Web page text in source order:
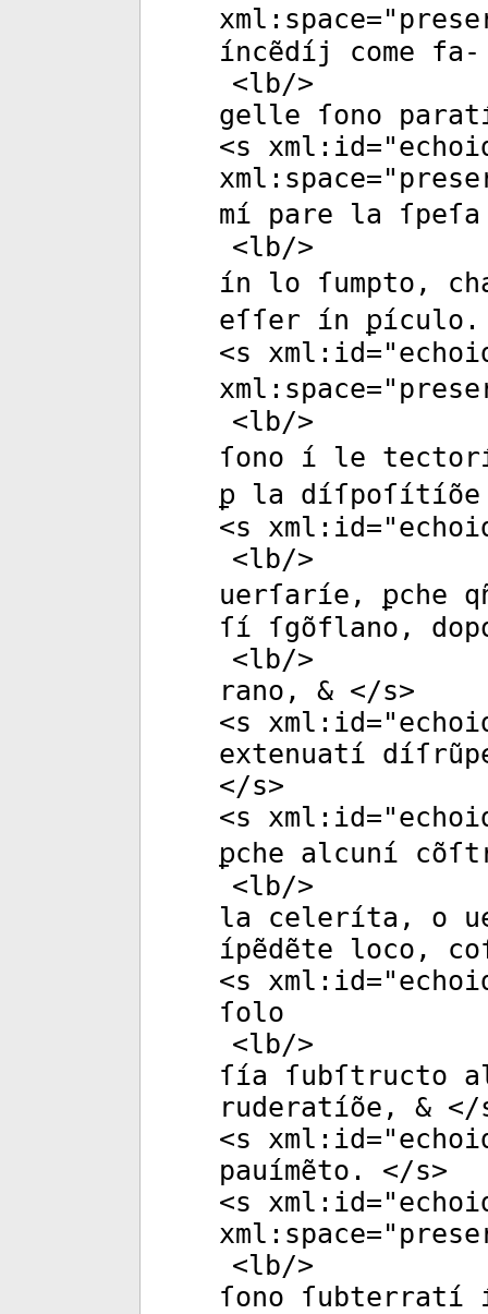
xml:space="
íncẽdíj come fa-
<lb/>
gelle ſono
<s xml:id="
xml:space="
mí pare la
<lb/>
ín lo ſumpto,
eſſer ín
<s xml:id="
xml:space="
<lb/>
ſono í le
ꝑ la
<s xml:id="
<lb/>
uerſaríe, ꝑche
ſí ſgõflano,
<lb/>
rano, & </s>
<s xml:id="
extenuatí
</s>
<s xml:id="
ꝑche alcuní
<lb/>
la celeríta, o
ípẽdẽte loco,
<s xml:id="
ſolo
<lb/>
ſía ſubſtructo
ruderatíõe, & </
<s xml:id="
pauímẽto. </s>
<s xml:id="
xml:space="
<lb/>
ſono